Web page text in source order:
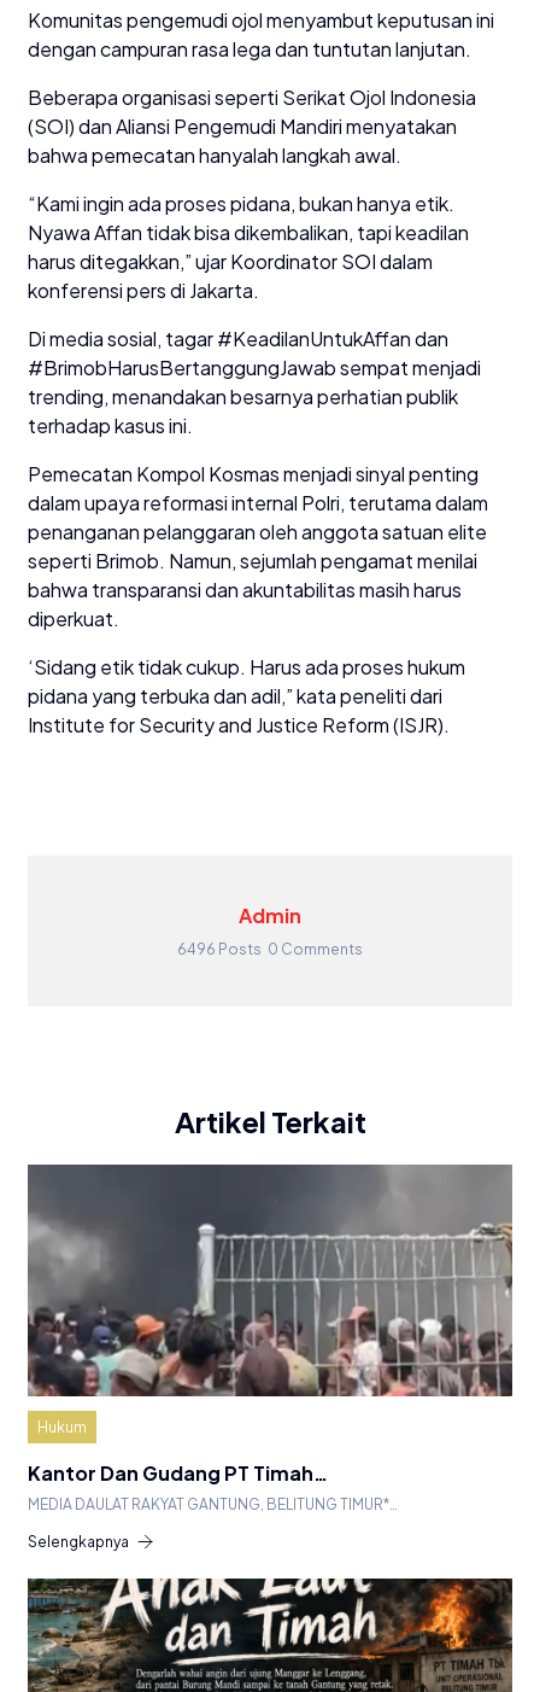
Komunitas pengemudi ojol menyambut keputusan ini
dengan campuran rasa lega dan tuntutan lanjutan.
Beberapa organisasi seperti Serikat Ojol Indonesia
(SOI) dan Aliansi Pengemudi Mandiri menyatakan
bahwa pemecatan hanyalah langkah awal.
“Kami ingin ada proses pidana, bukan hanya etik.
Nyawa Affan tidak bisa dikembalikan, tapi keadilan
harus ditegakkan,” ujar Koordinator SOI dalam
konferensi pers di Jakarta.
Di media sosial, tagar #KeadilanUntukAffan dan
#BrimobHarusBertanggungJawab sempat menjadi
trending, menandakan besarnya perhatian publik
terhadap kasus ini.
Pemecatan Kompol Kosmas menjadi sinyal penting
dalam upaya reformasi internal Polri, terutama dalam
penanganan pelanggaran oleh anggota satuan elite
seperti Brimob. Namun, sejumlah pengamat menilai
bahwa transparansi dan akuntabilitas masih harus
diperkuat.
‘Sidang etik tidak cukup. Harus ada proses hukum
pidana yang terbuka dan adil,” kata peneliti dari
Institute for Security and Justice Reform (ISJR).
Admin
6496 Posts 0 Comments
Artikel Terkait
Hukum
Kantor Dan Gudang PT Timah…
MEDIA DAULAT RAKYAT GANTUNG, BELITUNG TIMUR*…
Selengkapnya